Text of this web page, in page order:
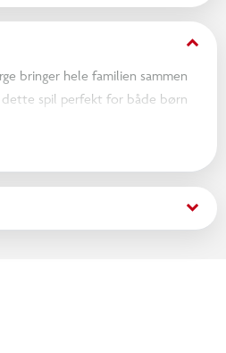
keyboard_arrow_down
bringer hele familien sammen
dette spil perfekt for både børn
keyboard_arrow_down